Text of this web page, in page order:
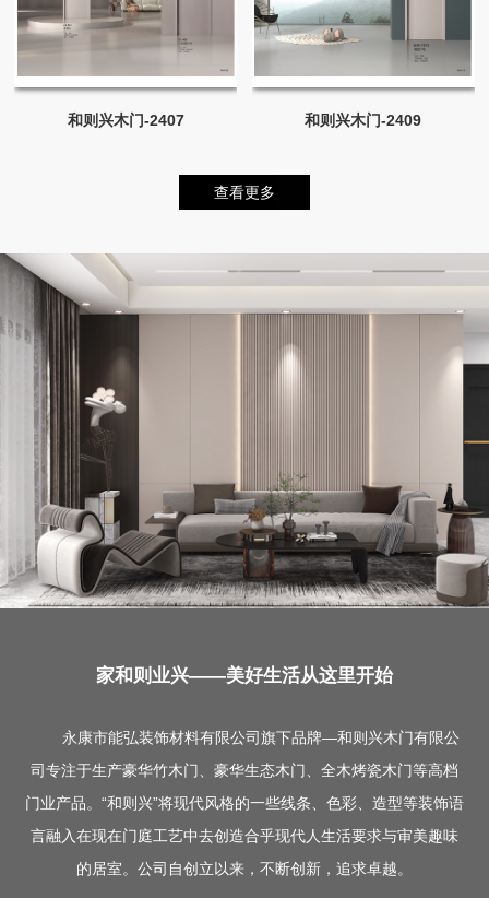
和则兴木门-2407 和则兴木门-2409
查看更多
家和则业兴——美好生活从这里开始
永康市能弘装饰材料有限公司旗下品牌—和则兴木门有限公
司专注于生产豪华竹木门、豪华生态木门、全木烤瓷木门等高档
门业产品。“和则兴”将现代风格的一些线条、色彩、造型等装饰语
言融入在现在门庭工艺中去创造合乎现代人生活要求与审美趣味
的居室。公司自创立以来，不断创新，追求卓越。